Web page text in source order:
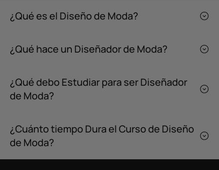
¿Qué es el Diseño de Moda?
¿Qué hace un Diseñador de Moda?
¿Qué debo Estudiar para ser Diseñador
de Moda?
¿Cuánto tiempo Dura el Curso de Diseño
de Moda?